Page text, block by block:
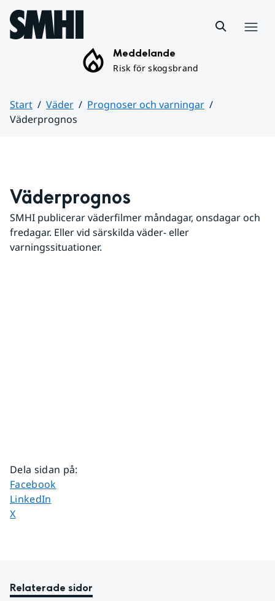
Hoppa till sidans innehåll
Meddelande
Risk för skogsbrand
Start Väder
Prognoser och varningar
Väderprognos
Väderprognos
SMHI publicerar väderfilmer måndagar, onsdagar och
fredagar. Eller vid särskilda väder- eller
varningssituationer.
Dela sidan på:
Dela sidan på
Facebook
Dela sidan på
LinkedIn
Dela sidan på
X
Relaterade sidor